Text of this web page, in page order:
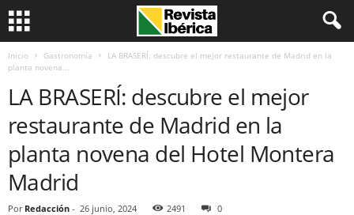
Inicio Gastronomía
LA BRASERÍ: descubre el mejor restaurante de Madrid en la
planta novena...
LA BRASERÍ: descubre el mejor
restaurante de Madrid en la
planta novena del Hotel Montera
Madrid
Por Redacción - 26 junio, 2024 2491 0